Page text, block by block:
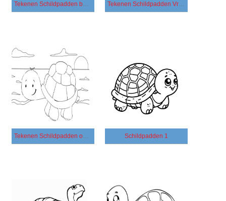
Tekenen Schildpadden basis Tekenen Schildpadden Vrolijk
Tekenen Schildpadden op zee Schildpadden 1